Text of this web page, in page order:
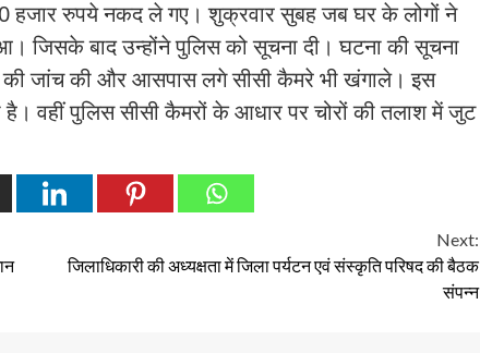
हजार रुपये नकद ले गए। शुक्रवार सुबह जब घर के लोगों ने
जिसके बाद उन्होंने पुलिस को सूचना दी। घटना की सूचना
की जांच की और आसपास लगे सीसी कैमरे भी खंगाले। इस
वहीं पुलिस सीसी कैमरों के आधार पर चोरों की तलाश में जुट
Next:
जिलाधिकारी की अध्यक्षता में जिला पर्यटन एवं संस्कृति परिषद की बैठक
संपन्न